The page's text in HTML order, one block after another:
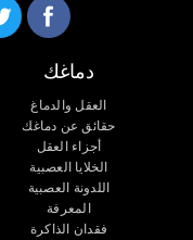
دماغك
العقل والدماغ
حقائق عن دماغك
أجزاء العقل
الخلايا العصبية
اللدونة العصبية
المعرفة
فقدان الذاكرة